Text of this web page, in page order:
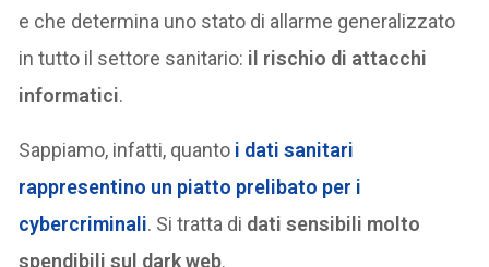
e che determina uno stato di allarme generalizzato
in tutto il settore sanitario: il rischio di attacchi
informatici.
Sappiamo, infatti, quanto i dati sanitari
rappresentino un piatto prelibato per i
cybercriminali. Si tratta di dati sensibili molto
spendibili sul dark web.